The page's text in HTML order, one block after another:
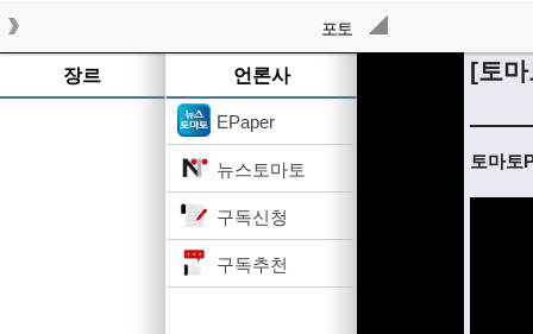
포토
장르 언론사
EPaper
뉴스토마토
구독신청
구독추천
[토
토마토